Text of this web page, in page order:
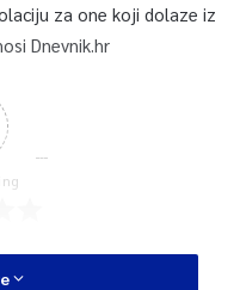
za one koji dolaze iz
Dnevnik.hr